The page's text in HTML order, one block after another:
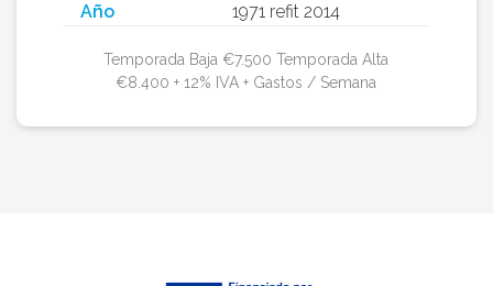
Año
1971 refit 2014
Temporada Baja €7.500 Temporada Alta
€8.400 + 12% IVA + Gastos / Semana